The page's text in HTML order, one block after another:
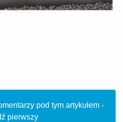
pod tym artykułem -
pierwszy